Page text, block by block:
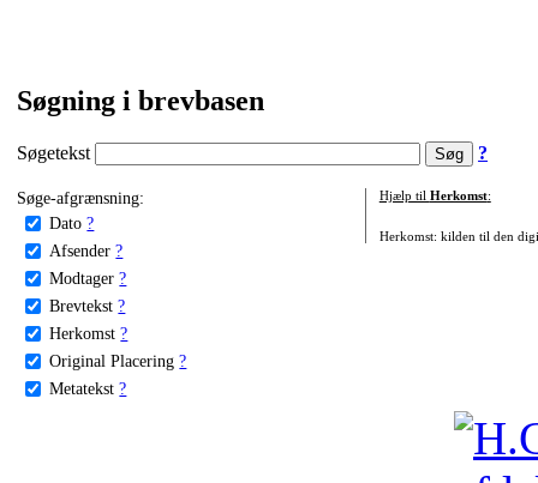
Søgning i brevbasen
Søgetekst ?
Søge-afgrænsning:
Dato ?
Afsender ?
Modtager ?
Brevtekst ?
Herkomst ?
Original Placering ?
Metatekst ?
Hjælp til Herkomst:
Herkomst: kilden til den